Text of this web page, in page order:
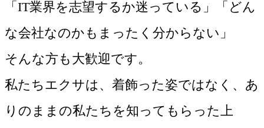
「IT業界を志望するか迷っている」「どん
な会社なのかもまったく分からない」
そんな方も大歓迎です。
私たちエクサは、着飾った姿ではなく、あ
りのままの私たちを知ってもらった上